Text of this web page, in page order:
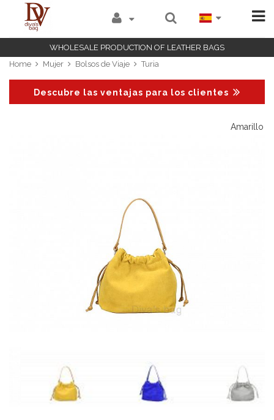
WHOLESALE PRODUCTION OF LEATHER BAGS
Home
Mujer Bolsos de Viaje Turia
Descubre las ventajas para los clientes
Amarillo